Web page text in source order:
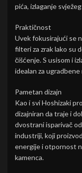
pića, izlaganje
Praktičnost
Uvek fokusirajući se
filteri za zrak lako su
čišćenje. S usisom i
idealan za
Pametan dizajn
Kao i svi Hoshizaki
dizajniran da traje i
dvostrani isparivač
industriji, koji
energije i otpornost
kamenca.